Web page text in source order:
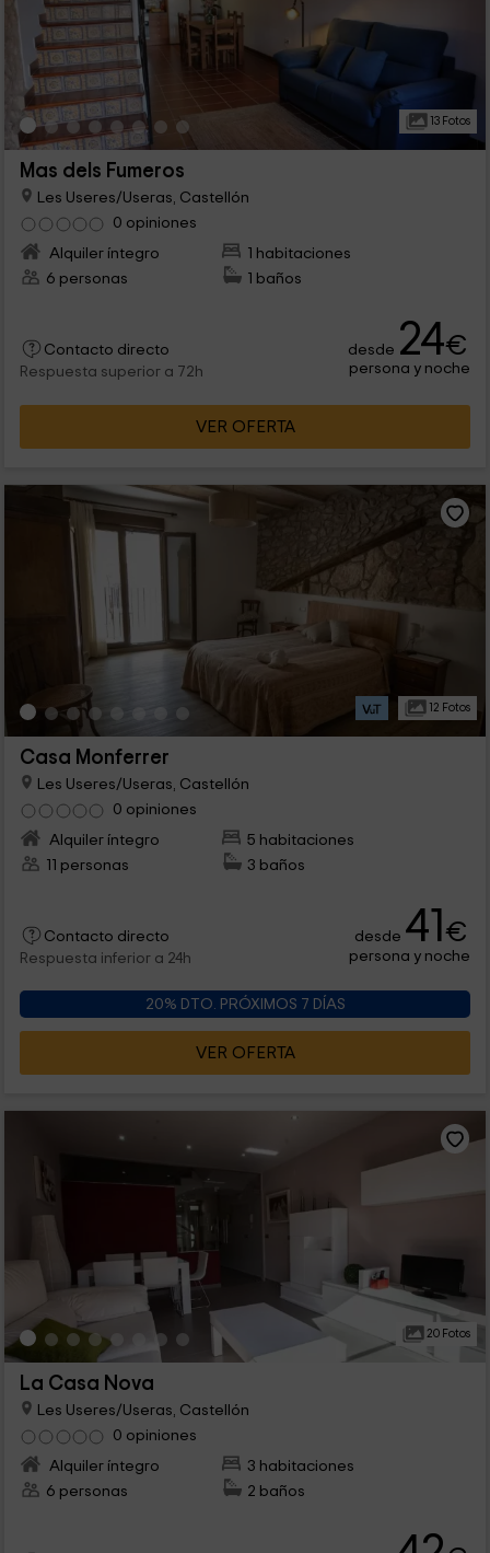
13 Fotos
Mas dels Fumeros
Les Useres/Useras, Castellón
0 opiniones
Alquiler íntegro
1 habitaciones
6 personas
1 baños
Contacto directo
Respuesta superior a 72h
desde 24€
persona y noche
VER OFERTA
12 Fotos
Casa Monferrer
Les Useres/Useras, Castellón
0 opiniones
Alquiler íntegro
5 habitaciones
11 personas
3 baños
Contacto directo
Respuesta inferior a 24h
desde 41€
persona y noche
20% DTO. PRÓXIMOS 7 DÍAS
VER OFERTA
20 Fotos
La Casa Nova
Les Useres/Useras, Castellón
0 opiniones
Alquiler íntegro
3 habitaciones
6 personas
2 baños